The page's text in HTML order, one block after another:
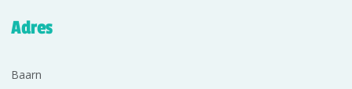
Adres
Baarn